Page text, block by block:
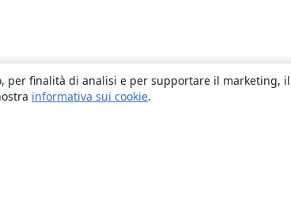
per finalità di analisi e per supportare il marketing,
informativa sui cookie.